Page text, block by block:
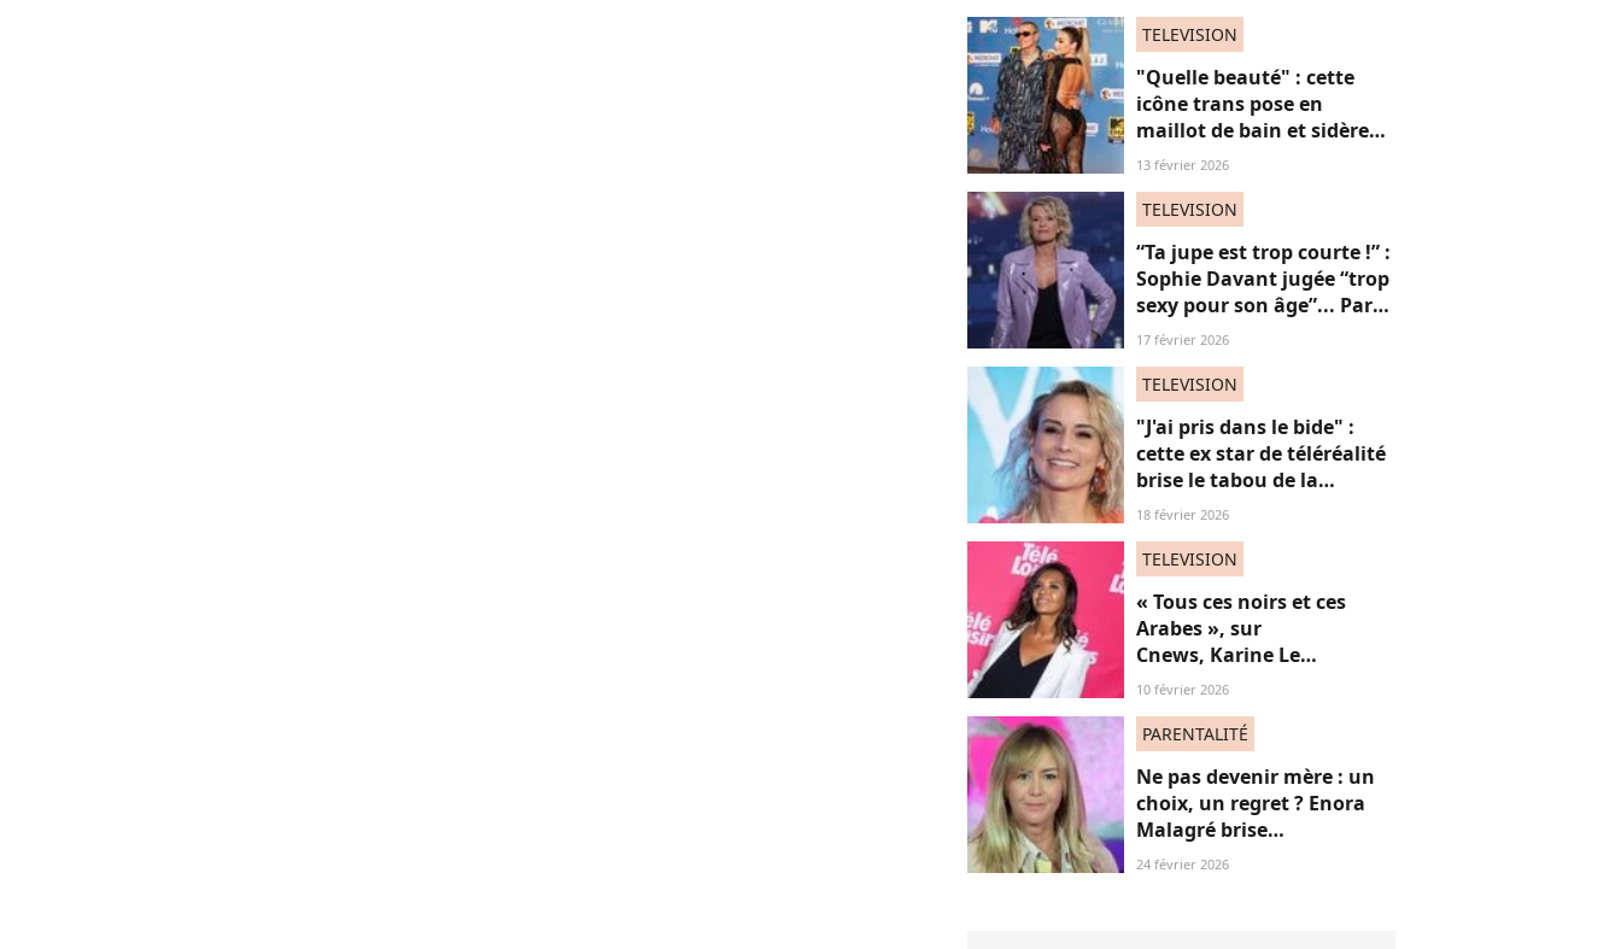
TELEVISION
"Quelle beauté" : cette
icône trans pose en
maillot de bain et sidère
ses fans, une ode intime
13 février 2026
TELEVISION
“Ta jupe est trop courte !” :
Sophie Davant jugée “trop
sexy pour son âge”... Par
des femmes (adieu la
17 février 2026
TELEVISION
"J'ai pris dans le bide" :
cette ex star de téléréalité
brise le tabou de la
ménopause
18 février 2026
TELEVISION
« Tous ces noirs et ces
Arabes », sur
Cnews, Karine Le
Marchand livre une
souffle fort)
10 février 2026
PARENTALITÉ
Ne pas devenir mère : un
choix, un regret ? Enora
Malagré brise
courageusement un tabou
24 février 2026